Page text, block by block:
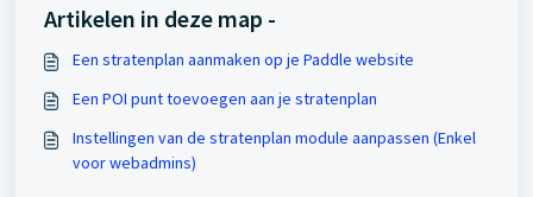
Artikelen in deze map -
Een stratenplan aanmaken op je Paddle website
Een POI punt toevoegen aan je stratenplan
Instellingen van de stratenplan module aanpassen (Enkel
voor webadmins)